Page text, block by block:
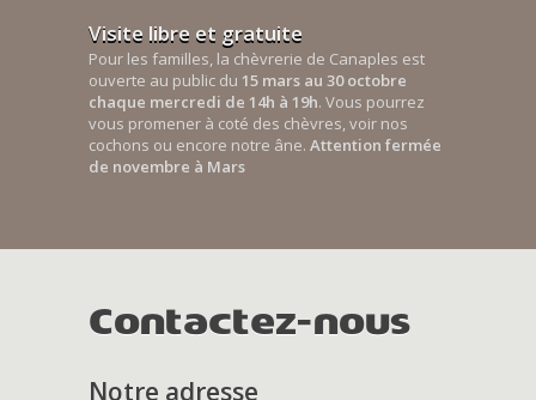
Visite libre et gratuite
Pour les familles, la chèvrerie de Canaples est
ouverte au public du 15 mars au 30 octobre
chaque mercredi de 14h à 19h. Vous pourrez
vous promener à coté des chèvres, voir nos
cochons ou encore notre âne. Attention fermée
de novembre à Mars
Contactez-nous
Notre adresse